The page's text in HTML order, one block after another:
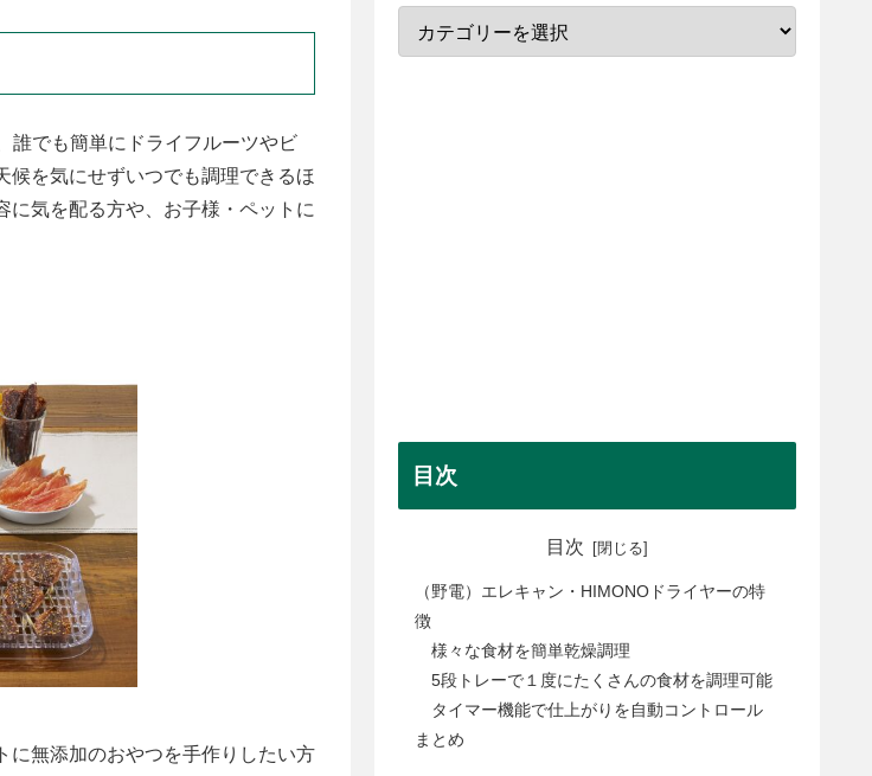
誰でも簡単にドライフルーツやビ
候を気にせずいつでも調理できるほ
に気を配る方や、お子様・ペットに
に無添加のおやつを手作りしたい方
目次
目次
（野電）エレキャン・HIMONOドライヤーの特
徴
様々な食材を簡単乾燥調理
5段トレーで１度にたくさんの食材を調理可能
タイマー機能で仕上がりを自動コントロール
まとめ